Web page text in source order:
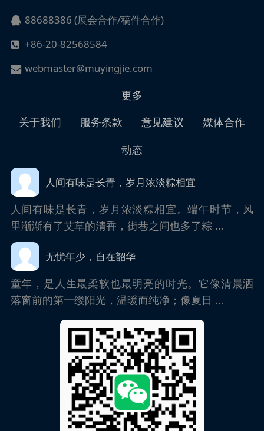
88688386 (展会合作/稿件合作)
+86-20-82568584
webmaster@muyingjie.com
更多
关于我们
服务条款 意见建议
媒体合作
动态
人间有味是长青，岁月浓淡粽相宜
人间有味是长青，岁月浓淡粽相宜。端午时节，风
里渐渐有了艾草的清香，街巷之间也多了粽 …
无忧年少，自在韶华
童年，是人生最柔软也最明亮的时光。它像清晨洒
落窗前的第一缕阳光，温暖而纯净；像夏日 …